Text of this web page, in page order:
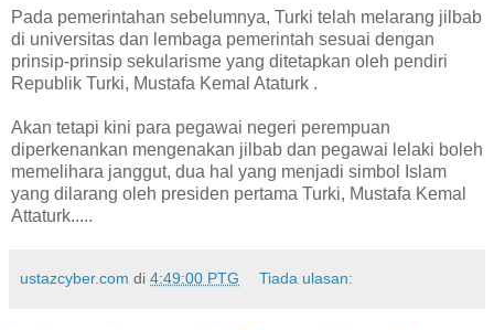
Pada pemerintahan sebelumnya, Turki telah melarang jilbab
di universitas dan lembaga pemerintah sesuai dengan
prinsip-prinsip sekularisme yang ditetapkan oleh pendiri
Republik Turki, Mustafa Kemal Ataturk .
Akan tetapi kini para pegawai negeri perempuan
diperkenankan mengenakan jilbab dan pegawai lelaki boleh
memelihara janggut, dua hal yang menjadi simbol Islam
yang dilarang oleh presiden pertama Turki, Mustafa Kemal
Attaturk.....
ustazcyber.com di 4:49:00 PTG Tiada ulasan: